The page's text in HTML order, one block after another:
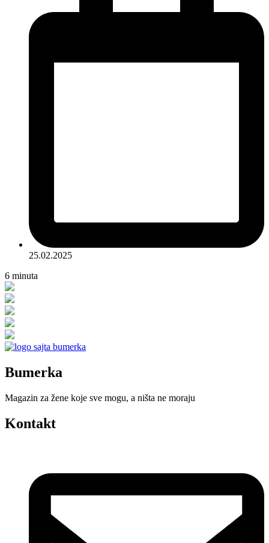
25.02.2025
6 minuta
Bumerka
Magazin za žene koje sve mogu, a ništa ne moraju
Kontakt